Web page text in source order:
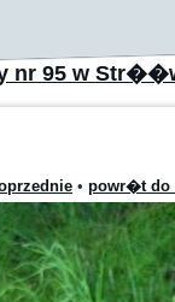
nr 95 w
• powr�t do